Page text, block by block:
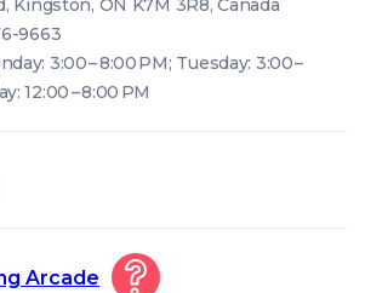
Kingston, ON K7M 3R8, Canada
9663
3:00 – 8:00 PM; Tuesday: 3:00 –
12:00 – 8:00 PM
Arcade